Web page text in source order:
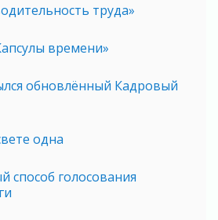
труда»
времени»
обновлённый Кадровый
одна
способ голосования